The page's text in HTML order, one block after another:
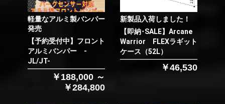
軽量なアルミ製バンパー
発売
【予約受付中】フロント
アルミバンパー -
JL/JT-
￥188,000 ～
￥284,800
新製品入荷しました！
【即納･SALE】Arcane
Warrior FLEXラギット
ケース（52L）
￥46,530